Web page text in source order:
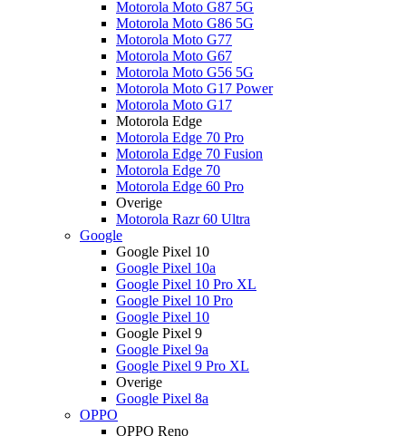
Motorola Moto G87 5G
Motorola Moto G86 5G
Motorola Moto G77
Motorola Moto G67
Motorola Moto G56 5G
Motorola Moto G17 Power
Motorola Moto G17
Motorola Edge
Motorola Edge 70 Pro
Motorola Edge 70 Fusion
Motorola Edge 70
Motorola Edge 60 Pro
Overige
Motorola Razr 60 Ultra
Google
Google Pixel 10
Google Pixel 10a
Google Pixel 10 Pro XL
Google Pixel 10 Pro
Google Pixel 10
Google Pixel 9
Google Pixel 9a
Google Pixel 9 Pro XL
Overige
Google Pixel 8a
OPPO
OPPO Reno